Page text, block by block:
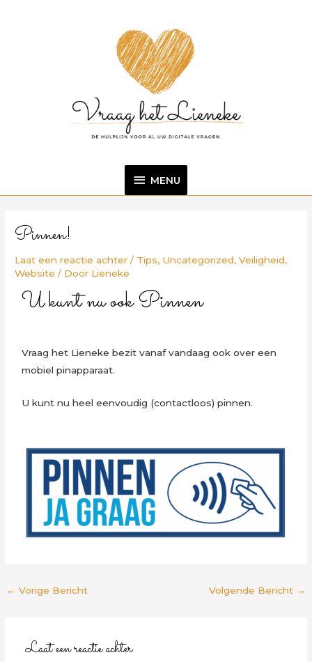
MENU
Pinnen!
Laat een reactie achter / Tips, Uncategorized,Veiligheid,
Website / Door Lieneke
U kunt nu ook Pinnen
Vraag het Lieneke bezit vanaf vandaag ook over een
mobiel pinapparaat.
U kunt nu heel eenvoudig (contactloos) pinnen.
← Vorige Bericht Volgende Bericht →
Laat een reactie achter